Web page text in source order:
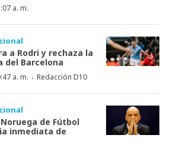
a. m.
a Rodri y rechaza la
Barcelona
a. m. · Redacción D10
de Fútbol
inmediata de